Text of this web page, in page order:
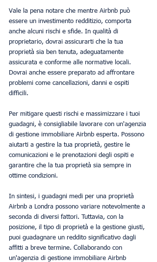
Vale la pena notare che mentre Airbnb può
essere un investimento redditizio, comporta
anche alcuni rischi e sfide. In qualità di
proprietario, dovrai assicurarti che la tua
proprietà sia ben tenuta, adeguatamente
assicurata e conforme alle normative locali.
Dovrai anche essere preparato ad affrontare
problemi come cancellazioni, danni e ospiti
difficili.
Per mitigare questi rischi e massimizzare i tuoi
guadagni, è consigliabile lavorare con un'agenzia
di gestione immobiliare Airbnb esperta. Possono
aiutarti a gestire la tua proprietà, gestire le
comunicazioni e le prenotazioni degli ospiti e
garantire che la tua proprietà sia sempre in
ottime condizioni.
In sintesi, i guadagni medi per una proprietà
Airbnb a Londra possono variare notevolmente a
seconda di diversi fattori. Tuttavia, con la
posizione, il tipo di proprietà e la gestione giusti,
puoi guadagnare un reddito significativo dagli
affitti a breve termine. Collaborando con
un'agenzia di gestione immobiliare Airbnb